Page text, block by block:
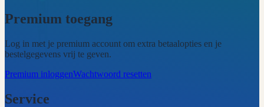
Premium toegang
Log in met je premium account om extra betaalopties en je
bestelgegevens vrij te geven.
Premium inloggenWachtwoord resetten
Service